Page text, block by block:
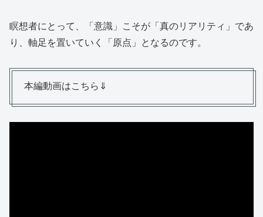
瞑想者にとって、「意識」こそが「真のリアリティ」であ
り、軸足を置いていく「原点」となるのです。
本編動画はこちら⇓